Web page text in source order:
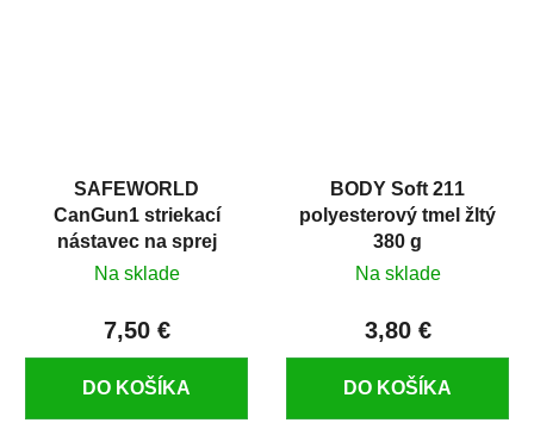
SAFEWORLD
CanGun1 striekací
nástavec na sprej
Na sklade
7,50 €
DO KOŠÍKA
BODY Soft 211
polyesterový tmel žltý
380 g
Na sklade
3,80 €
DO KOŠÍKA